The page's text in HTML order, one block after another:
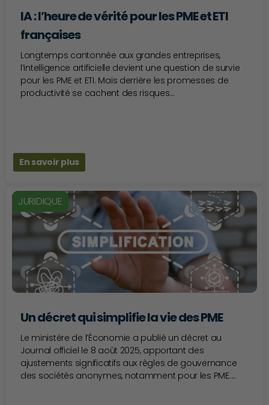
IA : l’heure de vérité pour les PME et ETI
françaises
Longtemps cantonnée aux grandes entreprises,
l’intelligence artificielle devient une question de survie
pour les PME et ETI. Mais derrière les promesses de
productivité se cachent des risques...
En savoir plus
JURIDIQUE
Un décret qui simplifie la vie des PME
Le ministère de l’Économie a publié un décret au
Journal officiel le 8 août 2025, apportant des
ajustements significatifs aux règles de gouvernance
des sociétés anonymes, notamment pour les PME....